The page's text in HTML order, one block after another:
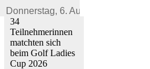
Donnerstag, 6. August 2026
34
Teilnehmerinnen
matchten sich
beim Golf Ladies
Cup 2026